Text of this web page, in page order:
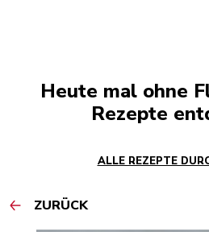
Heute mal ohne
Rezepte
ALLE REZEPTE
ZURÜCK